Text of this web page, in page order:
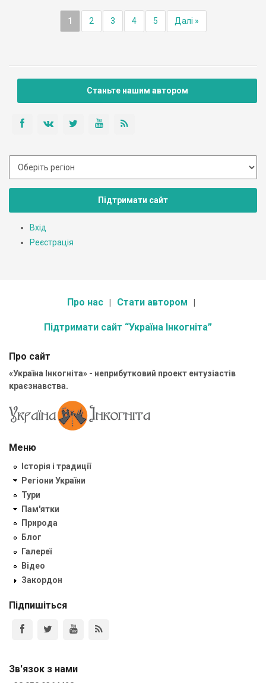
1 2 3 4 5 Далі »
Станьте нашим автором
Підтримати сайт
Вхід
Реєстрація
Про нас Стати автором
Підтримати сайт “Україна Інкогніта”
Про сайт
«Україна Інкогніта» - неприбутковий проект ентузіастів
краєзнавства.
Меню
Історія і традиції
Регіони України
Тури
Пам'ятки
Природа
Блог
Галереї
Відео
Закордон
Підпишіться
Зв'язок з нами